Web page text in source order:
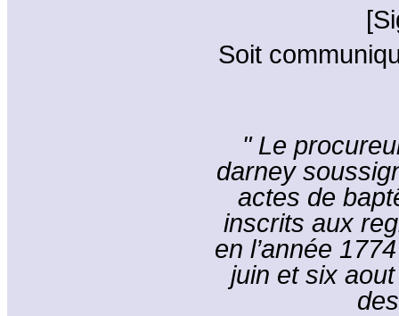
Soit
" Le
darney
actes de
inscrits aux
en l’année
juin et six